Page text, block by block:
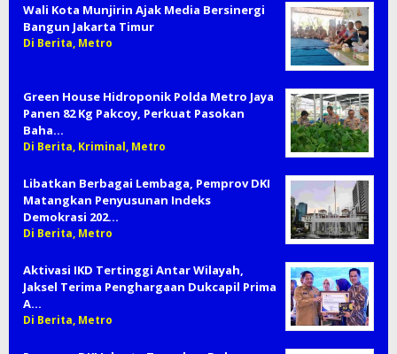
Wali Kota Munjirin Ajak Media Bersinergi
Bangun Jakarta Timur
Di Berita, Metro
Green House Hidroponik Polda Metro Jaya
Panen 82 Kg Pakcoy, Perkuat Pasokan
Baha…
Di Berita, Kriminal, Metro
Libatkan Berbagai Lembaga, Pemprov DKI
Matangkan Penyusunan Indeks
Demokrasi 202…
Di Berita, Metro
Aktivasi IKD Tertinggi Antar Wilayah,
Jaksel Terima Penghargaan Dukcapil Prima
A…
Di Berita, Metro